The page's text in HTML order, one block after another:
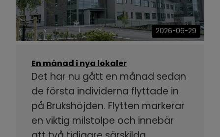
2026-06-29
En månad i nya lokaler
Det har nu gått en månad sedan
de första individerna flyttade in
på Brukshöjden. Flytten markerar
en viktig milstolpe och innebär